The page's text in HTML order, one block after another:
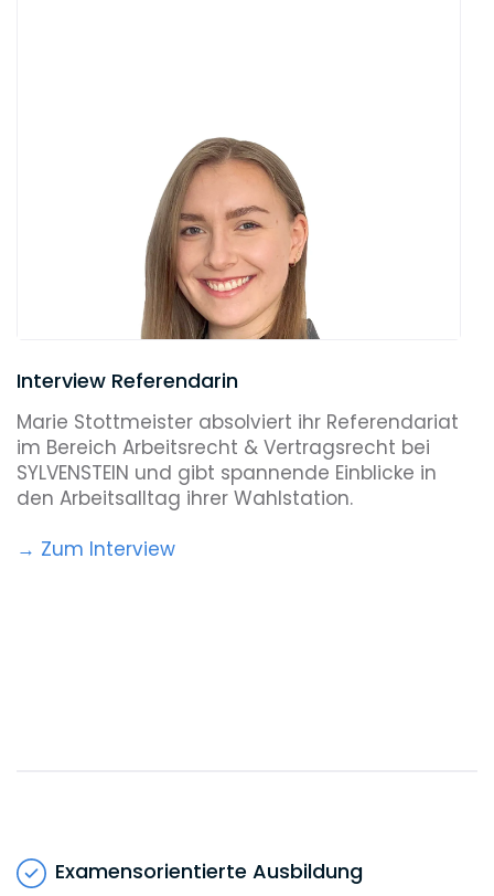
Interview Referendarin
Marie Stottmeister absolviert ihr Referendariat
im Bereich Arbeitsrecht & Vertragsrecht bei
SYLVENSTEIN und gibt spannende Einblicke in
den Arbeitsalltag ihrer Wahlstation.
→ Zum Interview
Examensorientierte Ausbildung